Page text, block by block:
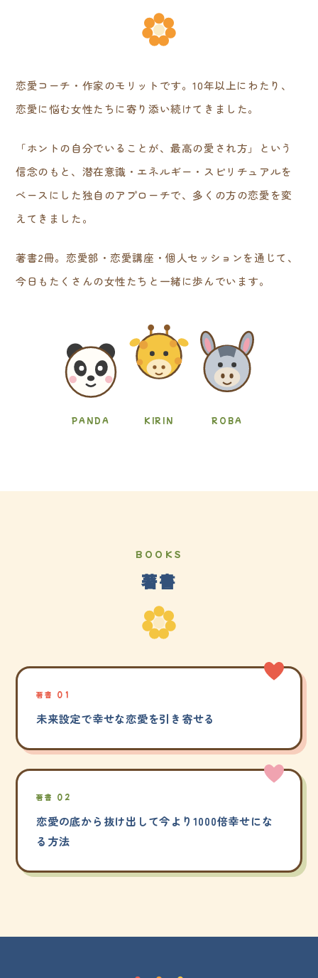
恋愛コーチ・作家のモリットです。10年以上にわたり、
恋愛に悩む女性たちに寄り添い続けてきました。
「ホントの自分でいることが、最高の愛され方」という
信念のもと、潜在意識・エネルギー・スピリチュアルを
ベースにした独自のアプローチで、多くの方の恋愛を変
えてきました。
著書2冊。恋愛部・恋愛講座・個人セッションを通じて、
今日もたくさんの女性たちと一緒に歩んでいます。
PANDA KIRIN ROBA
BOOKS
著書
著書 01
未来設定で幸せな恋愛を引き寄せる
著書 02
恋愛の底から抜け出して今より1000倍幸せにな
る方法